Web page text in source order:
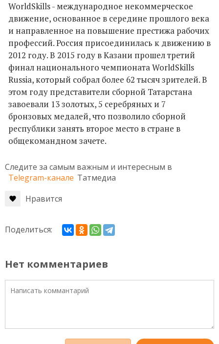
WorldSkills - международное некоммерческое
движение, основанное в середине прошлого века
и направленное на повышение престижа рабочих
профессий. Россия присоединилась к движению в
2012 году. В 2015 году в Казани прошел третий
финал национального чемпионата WorldSkills
Russia, который собрал более 62 тысяч зрителей. В
этом году представители сборной Татарстана
завоевали 13 золотых, 5 серебряных и 7
бронзовых медалей, что позволило сборной
республики занять второе место в стране в
общекомандном зачете.
Следите за самым важным и интересным в
Telegram-канале Татмедиа
Нравится
Поделиться:
Нет комментариев